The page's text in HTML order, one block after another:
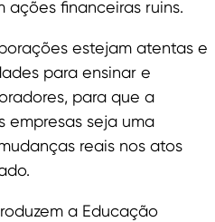
ações financeiras ruins.
estejam atentas e
para ensinar e
para que a
empresas seja uma
reais nos atos
a Educação